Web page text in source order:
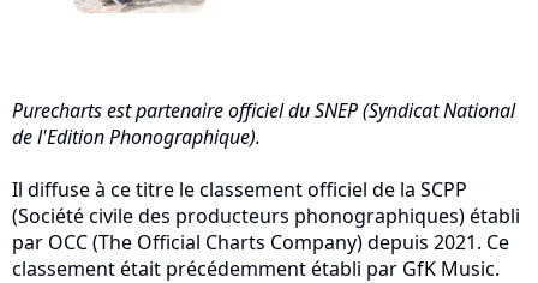
Purecharts est partenaire officiel du SNEP (Syndicat National
de l'Edition Phonographique).
Il diffuse à ce titre le classement officiel de la SCPP
(Société civile des producteurs phonographiques) établi
par OCC (The Official Charts Company) depuis 2021. Ce
classement était précédemment établi par GfK Music.